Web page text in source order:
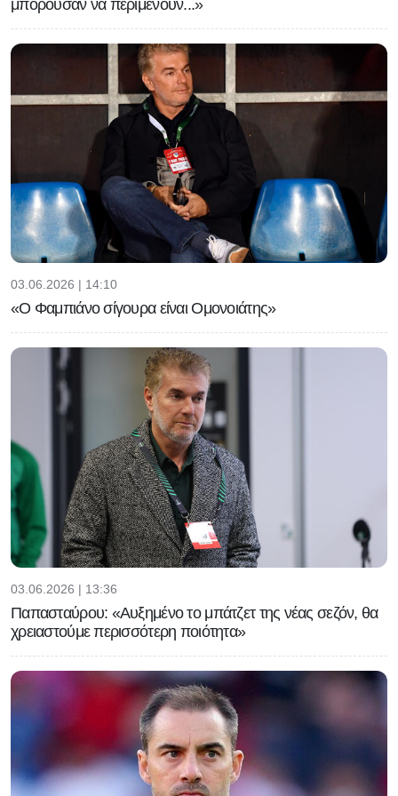
μπορούσαν να περιμένουν...»
03.06.2026 | 14:10
«Ο Φαμπιάνο σίγουρα είναι Ομονοιάτης»
03.06.2026 | 13:36
Παπασταύρου: «Αυξημένο το μπάτζετ της νέας σεζόν, θα
χρειαστούμε περισσότερη ποιότητα»